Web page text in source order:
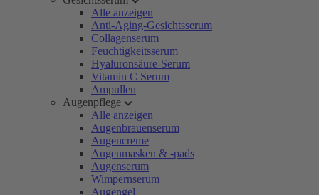
Alle anzeigen
Anti-Aging-Gesichtsserum
Collagenserum
Feuchtigkeitsserum
Hyaluronsäure-Serum
Vitamin C Serum
Ampullen
Augenpflege
Alle anzeigen
Augenbrauenserum
Augencreme
Augenmasken & -pads
Augenserum
Wimpernserum
Augengel